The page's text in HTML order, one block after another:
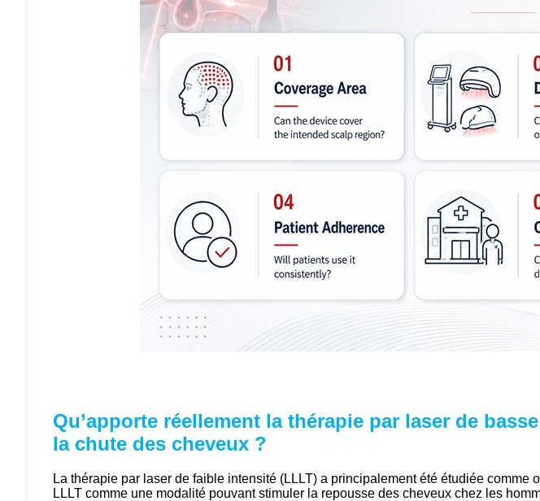
Qu’apporte réellement la thérapie par laser de
la chute des cheveux ?
La thérapie par laser de faible intensité (LLLT) a principalement été étudiée
LLLT comme une modalité pouvant stimuler la repousse des cheveux chez les